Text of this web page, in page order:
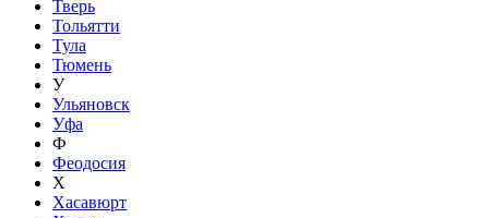
Тверь
Тольятти
Тула
Тюмень
У
Ульяновск
Уфа
Ф
Феодосия
Х
Хасавюрт